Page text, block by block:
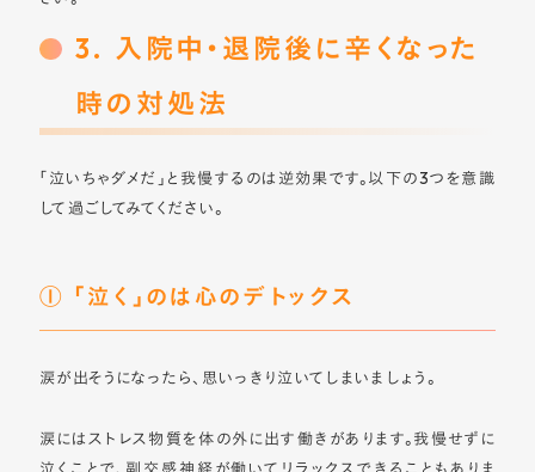
3. 入院中・退院後に辛くなった
時の対処法
「泣いちゃダメだ」と我慢するのは逆効果です。以下の3つを意識
して過ごしてみてください。
① 「泣く」のは心のデトックス
涙が出そうになったら、思いっきり泣いてしまいましょう。
涙にはストレス物質を体の外に出す働きがあります。我慢せずに